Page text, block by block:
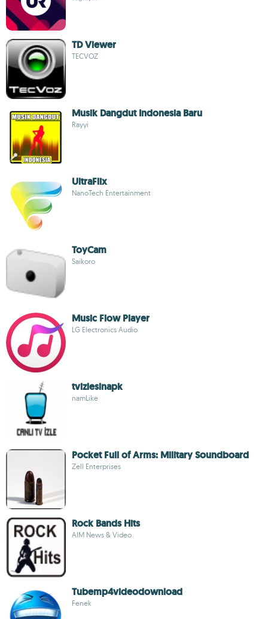
TD Viewer
TECVOZ
Musik Dangdut Indonesia Baru
Rayyi
UltraFlix
NanoTech Entertainment
ToyCam
Saikoro
Music Flow Player
LG Electronics Audio
tvizlesinapk
namLike
Pocket Full of Arms: Military Soundboard
Zell Enterprises
Rock Bands Hits
AIM News & Video
Tubemp4videodownload
Fenek